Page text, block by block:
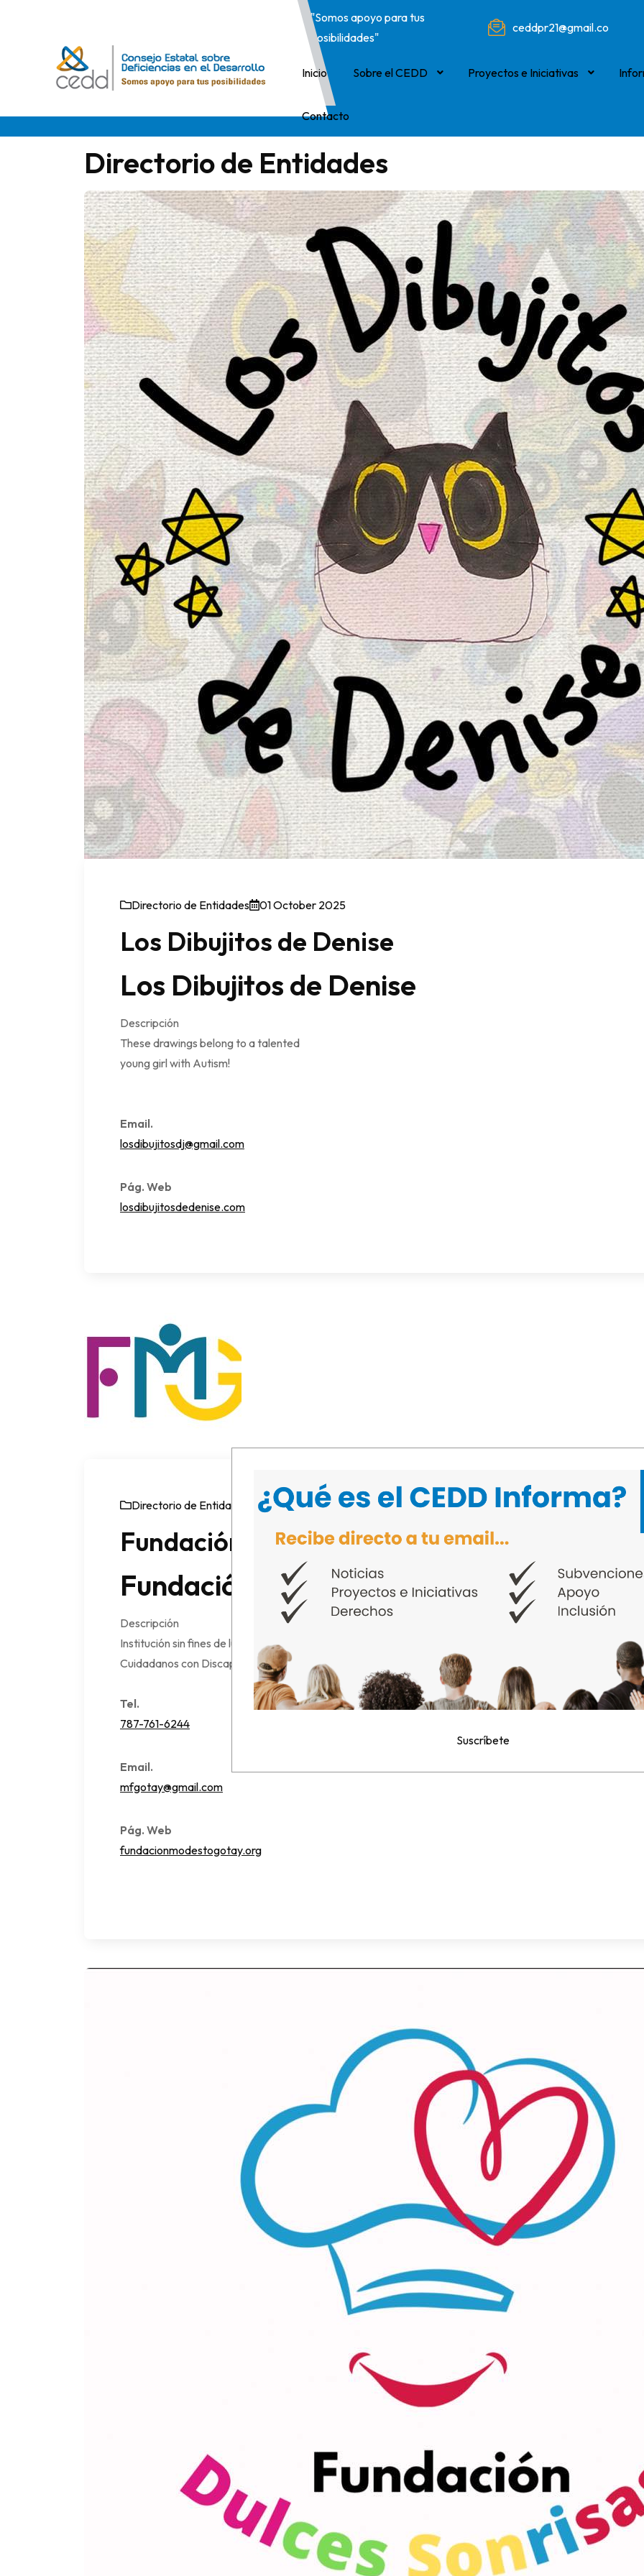
"Somos apoyo para tus
posibilidades"
ceddpr21@gmail.com
Inicio Sobre el CEDD Proyectos e Iniciativas
Contacto
Directorio de Entidades
Los Dibujitos de Denise
Directorio de Entidades 01 October 2025
Los Dibujitos de Denise
Descripción
These drawings belong to a talented
young girl with Autism!
Email.
losdibujitosdj@gmail.com
Pág. Web
losdibujitosdedenise.com
Fundación Modesto Gotay
Directorio de Entidades 01 October 2025
Fundación Modesto Gotay
Descripción
Institución sin fines de lucro que alberga y ofrece servicios de cuido y atención a
Cuidadanos con Discapacidad Intelectual
Tel.
787-761-6244
Email.
mfgotay@gmail.com
Pág. Web
fundacionmodestogotay.org
Suscríbete